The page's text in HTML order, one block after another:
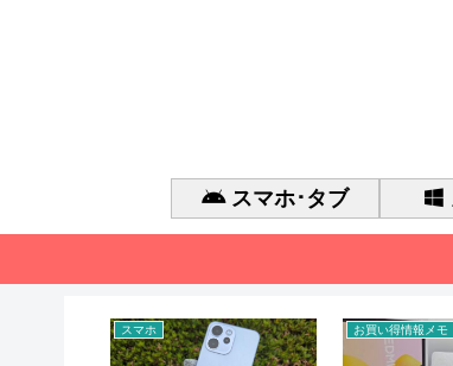
スマホ･タブ
スマホ お買い得情報メモ